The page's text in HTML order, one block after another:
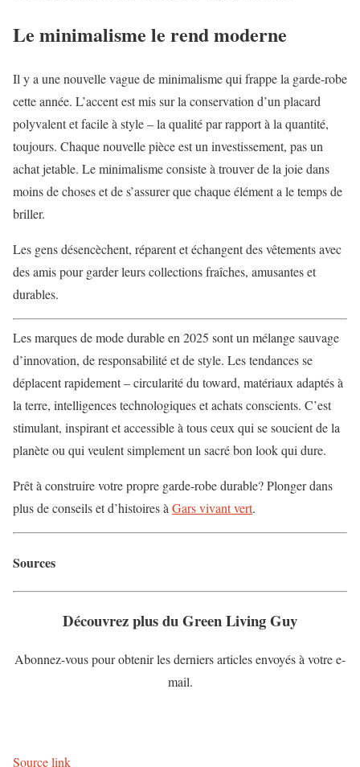
Le minimalisme le rend moderne
Il y a une nouvelle vague de minimalisme qui frappe la garde-robe
cette année. L’accent est mis sur la conservation d’un placard
polyvalent et facile à style – la qualité par rapport à la quantité,
toujours. Chaque nouvelle pièce est un investissement, pas un
achat jetable. Le minimalisme consiste à trouver de la joie dans
moins de choses et de s’assurer que chaque élément a le temps de
briller.
Les gens désencèchent, réparent et échangent des vêtements avec
des amis pour garder leurs collections fraîches, amusantes et
durables.
Les marques de mode durable en 2025 sont un mélange sauvage
d’innovation, de responsabilité et de style. Les tendances se
déplacent rapidement – circularité du toward, matériaux adaptés à
la terre, intelligences technologiques et achats conscients. C’est
stimulant, inspirant et accessible à tous ceux qui se soucient de la
planète ou qui veulent simplement un sacré bon look qui dure.
Prêt à construire votre propre garde-robe durable? Plonger dans
plus de conseils et d’histoires àGars vivant vert.
Sources
Découvrez plus du Green Living Guy
Abonnez-vous pour obtenir les derniers articles envoyés à votre e-
mail.
Source link